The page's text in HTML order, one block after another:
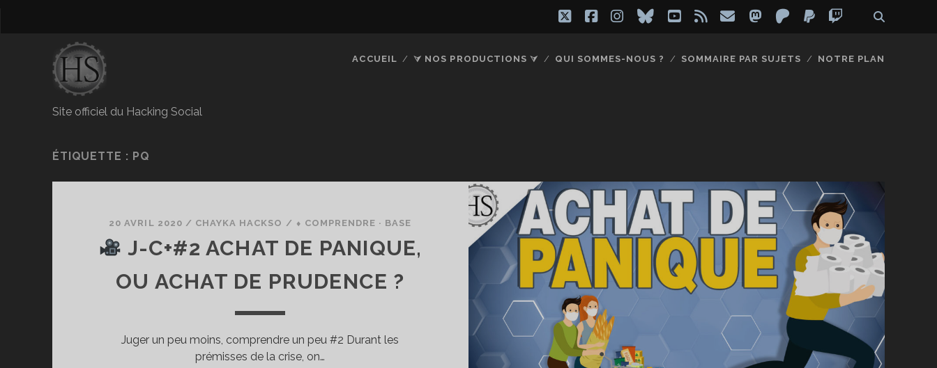
twitterfacebook
instagram
blueskyyoutube
rss emailmastodon
patreon
paypaltwitch
Site officiel du Hacking Social
ACCUEIL ⮛ NOS PRODUCTIONS ⮛ QUI SOMMES-NOUS ? SOMMAIRE PAR SUJETS NOTRE PLAN
ÉTIQUETTE : PQ
20 AVRIL 2020 / CHAYKA HACKSO / ⬧ COMPRENDRE · BASE
J-C+#2 ACHAT DE PANIQUE,
OU ACHAT DE PRUDENCE ?
Juger un peu moins, comprendre un peu #2 Durant les
prémisses de la crise, on…